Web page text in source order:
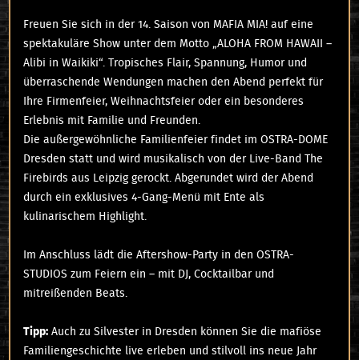
Freuen Sie sich in der 14. Saison von MAFIA MIA! auf eine
spektakuläre Show unter dem Motto „ALOHA FROM HAWAII –
Alibi in Waikiki“. Tropisches Flair, Spannung, Humor und
überraschende Wendungen machen den Abend perfekt für
Ihre Firmenfeier, Weihnachtsfeier oder ein besonderes
Erlebnis mit Familie und Freunden.
Die außergewöhnliche Familienfeier findet im OSTRA-DOME
Dresden statt und wird musikalisch von der Live-Band The
Firebirds aus Leipzig gerockt. Abgerundet wird der Abend
durch ein exklusives 4-Gang-Menü mit Ente als
kulinarischem Highlight.
Im Anschluss lädt die Aftershow-Party in den OSTRA-
STUDIOS zum Feiern ein – mit DJ, Cocktailbar und
mitreißenden Beats.
Tipp: Auch zu Silvester in Dresden können Sie die mafiöse
Familiengeschichte live erleben und stilvoll ins neue Jahr